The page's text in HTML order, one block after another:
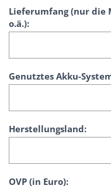
Lieferumfang (nur die
o.ä.):
Genutztes Akku-
Herstellungsland:
OVP (in Euro):